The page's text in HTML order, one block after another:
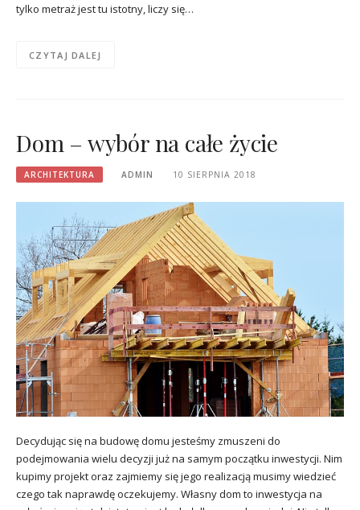
tylko metraż jest tu istotny, liczy się…
CZYTAJ DALEJ
Dom – wybór na całe życie
ARCHITEKTURA ADMIN 10 SIERPNIA 2018
Decydując się na budowę domu jesteśmy zmuszeni do
podejmowania wielu decyzji już na samym początku inwestycji. Nim
kupimy projekt oraz zajmiemy się jego realizacją musimy wiedzieć
czego tak naprawdę oczekujemy. Własny dom to inwestycja na